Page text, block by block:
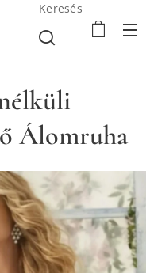
Keresés
Álomruha